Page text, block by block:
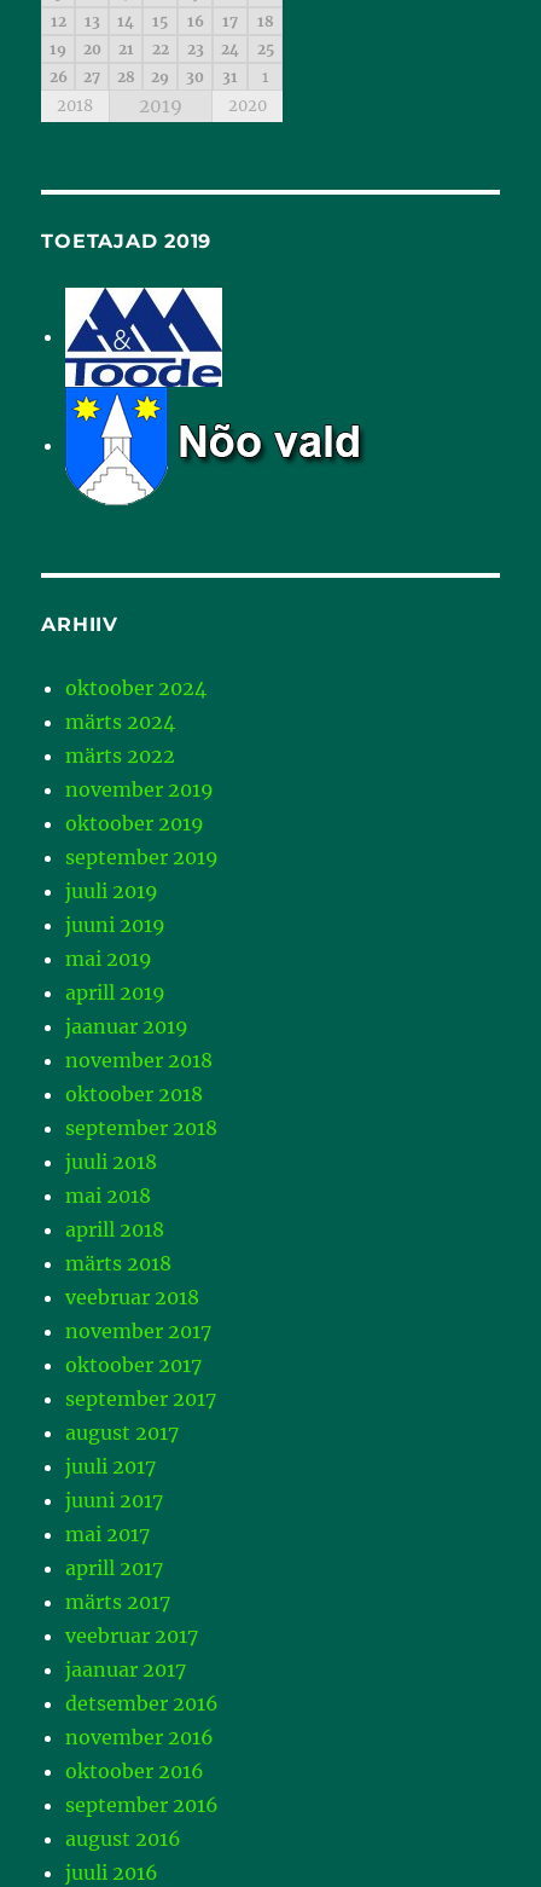
12
13 14 15 16 17
18
19
20 21 22 23 24
25
26
27 28 29 30 31 1
2018 2019 2020
TOETAJAD 2019
ARHIIV
oktoober 2024
märts 2024
märts 2022
november 2019
oktoober 2019
september 2019
juuli 2019
juuni 2019
mai 2019
aprill 2019
jaanuar 2019
november 2018
oktoober 2018
september 2018
juuli 2018
mai 2018
aprill 2018
märts 2018
veebruar 2018
november 2017
oktoober 2017
september 2017
august 2017
juuli 2017
juuni 2017
mai 2017
aprill 2017
märts 2017
veebruar 2017
jaanuar 2017
detsember 2016
november 2016
oktoober 2016
september 2016
august 2016
juuli 2016